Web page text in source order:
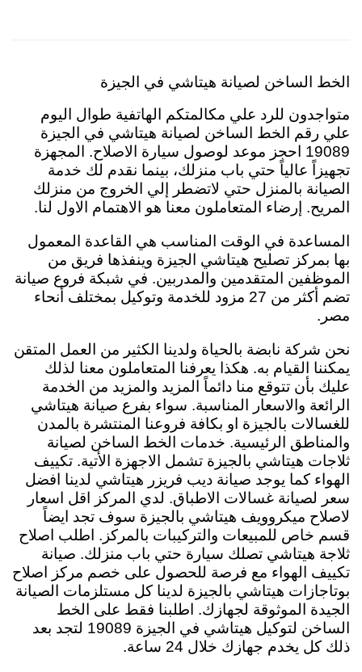
الخط الساخن لصيانة هيتاشي في الجيزة
متواجدون للرد علي مكالمتكم الهاتفية طوال اليوم
علي رقم الخط الساخن لصيانة هيتاشي في الجيزة
19089 احجز موعد لوصول سيارة الاصلاح. المجهزة
تجهيزاً عالياً حتي باب منزلك، بينما نقدم لك خدمة
الصيانة بالمنزل حتي لاتضطر إلي الخروج من منزلك
المريح. إرضاء المتعاملون معنا هو الاهتمام الاول لنا.
المساعدة في الوقت المناسب هي القاعدة المعمول
بها بمركز تصليح هيتاشي الجيزة وينفذها فريق من
الموظفين المتقدمين والمدربين. في شبكة فروع صيانة
تضم أكثر من 27 مزود للخدمة وتوكيل بمختلف أنحاء
مصر.
نحن شركة نابضة بالحياة ولدينا الكثير من العمل المتقن
يمكننا القيام به. هكذا يعرفنا المتعاملون معنا لذلك
عليك بأن تتوقع منا دائماً المزيد والمزيد من الخدمة
الرائعة والاسعار المناسبة. سواء بفرع صيانة هيتاشي
للغسالات بالجيزة او بكافة فروعنا المنتشرة بالمدن
والمناطق الرئيسية. خدمات الخط الساخن لصيانة
ثلاجات هيتاشي بالجيزة تشمل الاجهزة الأتية. تكييف
الهواء كما يوجد صيانة ديب فريزر هيتاشي لدينا افضل
سعر لصيانة غسالات الاطباق. لدي المركز اقل اسعار
لاصلاح ميكروويف هيتاشي بالجيزة سوف تجد ايضاً
قسم خاص للمبيعات والتركيبات بالمركز. اطلب اصلاح
ثلاجة هيتاشي تصلك سيارة حتي باب منزلك. صيانة
تكييف الهواء مع فرصة للحصول على خصم مركز اصلاح
بوتاجازات هيتاشي بالجيزة لدينا كل مستلزمات الصيانة
الجيدة الموثوقة لجهازك. اطلبنا فقط على الخط
الساخن لتوكيل هيتاشي في الجيزة 19089 لتجد بعد
ذلك كل يخدم جهازك خلال 24 ساعة.